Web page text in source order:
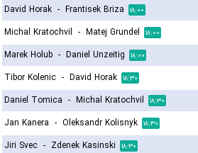
David Horak - Frantisek Briza ۱۸:۰۰
Michal Kratochvil - Matej Grundel ۱۸:۰۰
Marek Holub - Daniel Unzeitig ۱۸:۰۰
Tibor Kolenic - David Horak ۱۸:۳۰
Daniel Tomica - Michal Kratochvil ۱۸:۳۰
Jan Kanera - Oleksandr Kolisnyk ۱۸:۳۰
Jiri Svec - Zdenek Kasinski ۱۸:۳۰